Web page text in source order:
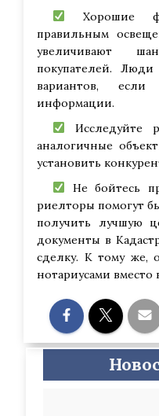
Хорошие
правильным
увеличивают
покупателей.
вариантов,
информации.
Исследуйте
аналогичные
установить
Не бойтесь
риелторы помогут
получить лучшую
документы в
сделку. К тому же,
нотариусами вместо